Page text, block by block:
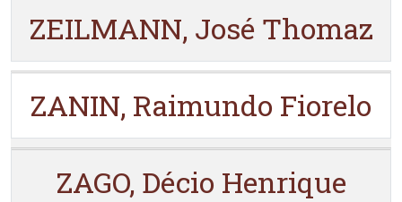
ZEILMANN, José Thomaz
ZANIN, Raimundo Fiorelo
ZAGO, Décio Henrique